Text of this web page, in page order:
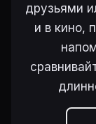
друзьями
и в кино,